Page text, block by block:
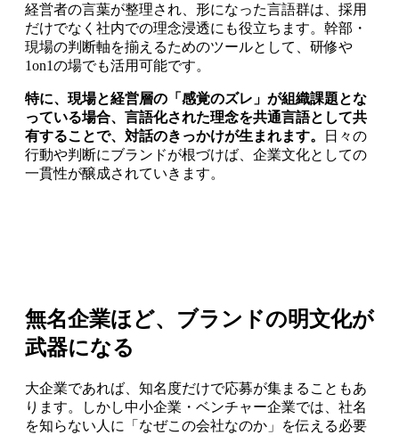
経営者の言葉が整理され、形になった言語群は、採用
だけでなく社内での理念浸透にも役立ちます。幹部・
現場の判断軸を揃えるためのツールとして、研修や
1on1の場でも活用可能です。
特に、現場と経営層の「感覚のズレ」が組織課題とな
っている場合、言語化された理念を共通言語として共
有することで、対話のきっかけが生まれます。
日々の
行動や判断にブランドが根づけば、企業文化としての
一貫性が醸成されていきます。
無名企業ほど、ブランドの明文化が
武器になる
大企業であれば、知名度だけで応募が集まることもあ
ります。しかし中小企業・ベンチャー企業では、社名
を知らない人に「なぜこの会社なのか」を伝える必要